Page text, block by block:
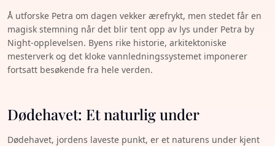
Å utforske Petra om dagen vekker ærefrykt, men stedet får en
magisk stemning når det blir tent opp av lys under Petra by
Night-opplevelsen. Byens rike historie, arkitektoniske
mesterverk og det kloke vannledningssystemet imponerer
fortsatt besøkende fra hele verden.
Dødehavet: Et naturlig under
Dødehavet, jordens laveste punkt, er et naturens under kjent